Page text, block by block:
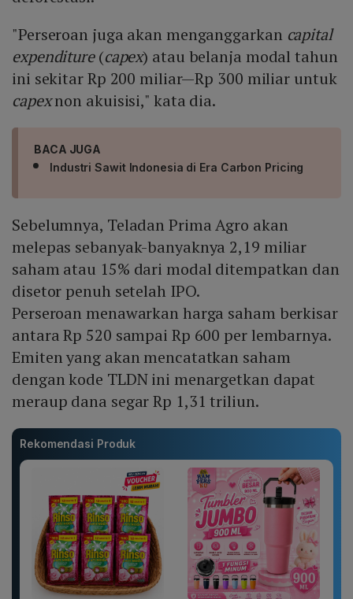
"Perseroan juga akan menganggarkan capital
expenditure(capex) atau belanja modal tahun
ini sekitar Rp 200 miliar—Rp 300 miliar untuk
capexnon akuisisi," kata dia.
BACA JUGA
Industri Sawit Indonesia di Era Carbon Pricing
Sebelumnya, Teladan Prima Agro akan
melepas sebanyak-banyaknya 2,19 miliar
saham atau 15% dari modal ditempatkan dan
disetor penuh setelah IPO.
Perseroan menawarkan harga saham berkisar
antara Rp 520 sampai Rp 600 per lembarnya.
Emiten yang akan mencatatkan saham
dengan kode TLDN ini menargetkan dapat
meraup dana segar Rp 1,31 triliun.
Rekomendasi Produk